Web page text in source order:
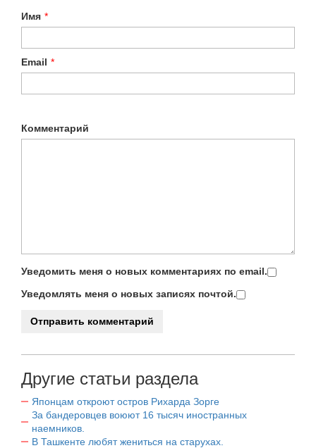
Имя *
Email *
Комментарий
Уведомить меня о новых комментариях по email.
Уведомлять меня о новых записях почтой.
Другие статьи раздела
Японцам откроют остров Рихарда Зорге
За бандеровцев воюют 16 тысяч иностранных
наемников.
В Ташкенте любят жениться на старухах.